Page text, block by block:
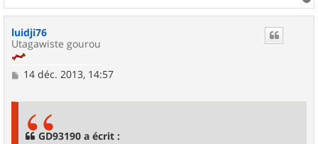
a
luidji76
Utagawiste gourou
M14 déc. 2013, 14:57
GD93190 a écrit :